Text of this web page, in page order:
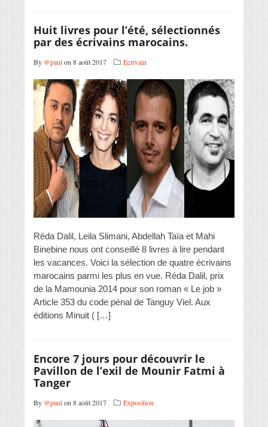
Huit livres pour l’été, sélectionnés
par des écrivains marocains.
By @paulon 8 août 2017 Ecrivain
Réda Dalil, Leila Slimani, Abdellah Taïa et Mahi
Binebine nous ont conseillé 8 livres à lire pendant
les vacances. Voici la sélection de quatre écrivains
marocains parmi les plus en vue. Réda Dalil, prix
de la Mamounia 2014 pour son roman « Le job »
Article 353 du code pénal de Tanguy Viel. Aux
éditions Minuit ( […]
Encore 7 jours pour découvrir le
Pavillon de l’exil de Mounir Fatmi à
Tanger
By @paulon 8 août 2017 Exposition